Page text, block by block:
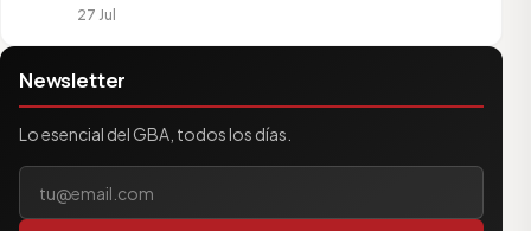
27 Jul
Newsletter
Lo esencial del GBA, todos los días.
Tu correo electrónico